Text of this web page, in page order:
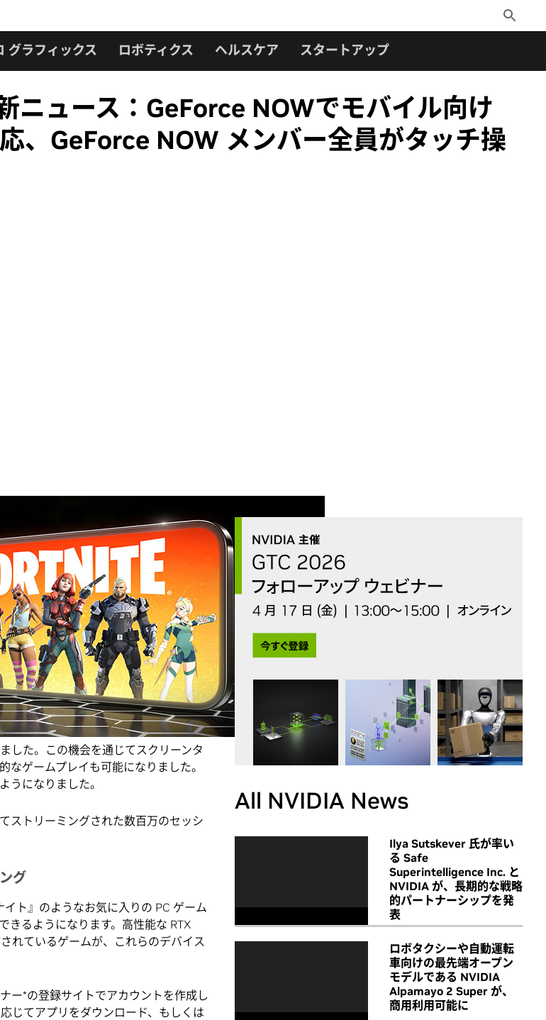
Toggle
Search
グラフィックス ロボティクス ヘルスケア スタートアップ
ニュース：GeForce NOWでモバイル向け
、GeForce NOW メンバー全員がタッチ操
よび Androidアプリからストリ
ト』がGeForce NOWに正式に対応しま
ラウザおよびGeForce NOW Android
が 400 万回以上のセッションを数百種
した。この機会を通じてスクリーンタ
なゲームプレイも可能になりました。
うになりました。
ストリーミングされた数百万のセッシ
グ
ト』のようなお気に入りの PC ゲーム
きるようになります。高性能な RTX
れているゲームが、これらのデバイス
ー*の登録サイトでアカウントを作成し
じてアプリをダウンロード、もしくは
All NVIDIA News
Ilya Sutskever 氏が率い
る Safe
Superintelligence Inc. と
NVIDIA が、長期的な戦略
的パートナーシップを発
表
ロボタクシーや自動運転
車向けの最先端オープン
モデルである NVIDIA
Alpamayo 2 Super が、
商用利用可能に